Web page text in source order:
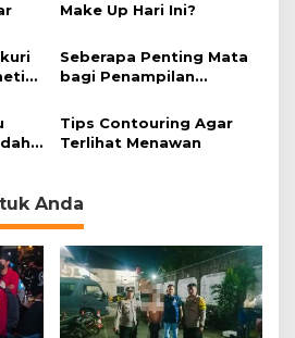
Make Up Hari Ini?
Seberapa Penting Mata
bagi Penampilan
Tips Contouring Agar
Terlihat Menawan
Anda